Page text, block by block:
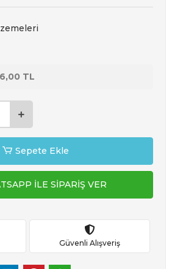
TL
Sepete Ekle
İLE SİPARİŞ VER
Güvenli Alışveriş